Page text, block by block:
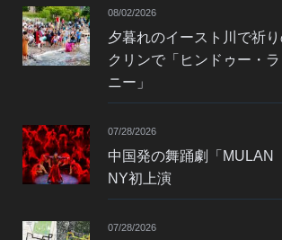
08/02/2026
夕暮れのイースト川で祈
クリンで「ヒンドゥー・
ニー」
07/28/2026
中国発の舞踊劇「MULAN
NY初上演
07/28/2026